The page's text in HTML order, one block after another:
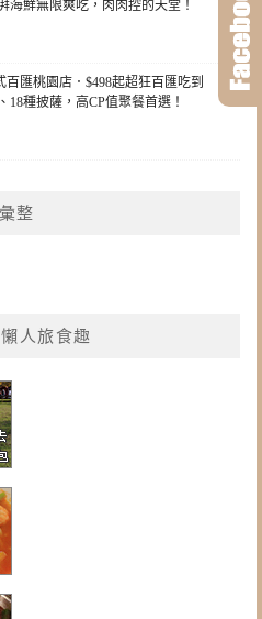
海鮮無限爽吃，肉肉控的天堂！
百匯桃園店．$498起超狂百匯吃到
18種披薩，高CP值聚餐首選！
彙整
人旅食趣